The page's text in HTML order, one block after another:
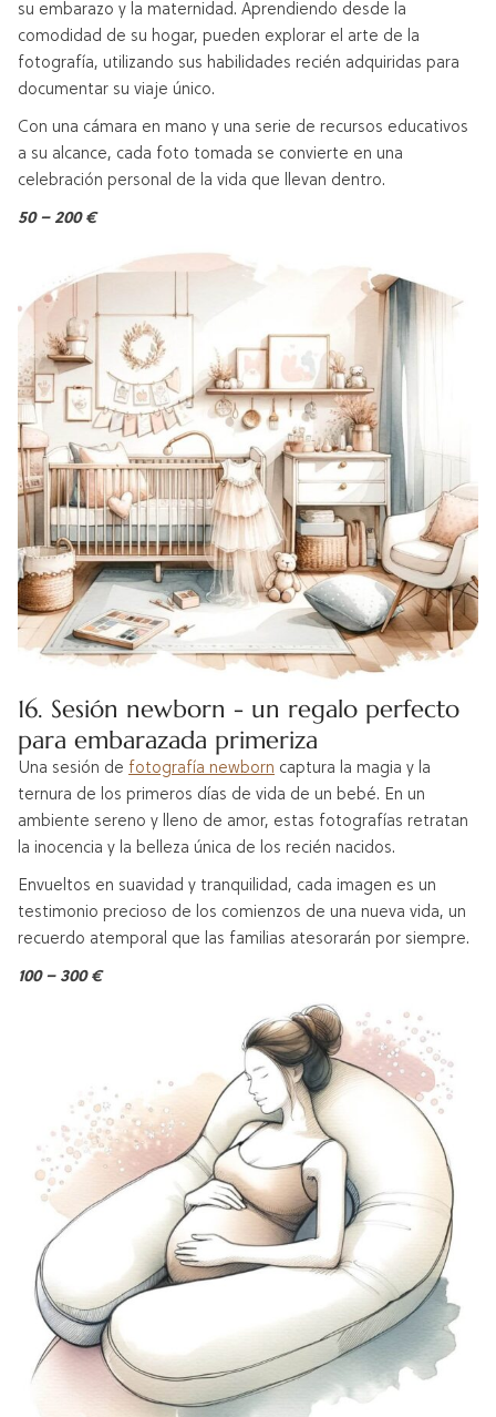
su embarazo y la maternidad. Aprendiendo desde la
comodidad de su hogar, pueden explorar el arte de la
fotografía, utilizando sus habilidades recién adquiridas para
documentar su viaje único.
Con una cámara en mano y una serie de recursos educativos
a su alcance, cada foto tomada se convierte en una
celebración personal de la vida que llevan dentro.
50 – 200 €
16. Sesión newborn - un regalo perfecto
para embarazada primeriza
Una sesión de fotografía newborn captura la magia y la
ternura de los primeros días de vida de un bebé. En un
ambiente sereno y lleno de amor, estas fotografías retratan
la inocencia y la belleza única de los recién nacidos.
Envueltos en suavidad y tranquilidad, cada imagen es un
testimonio precioso de los comienzos de una nueva vida, un
recuerdo atemporal que las familias atesorarán por siempre.
100 – 300 €